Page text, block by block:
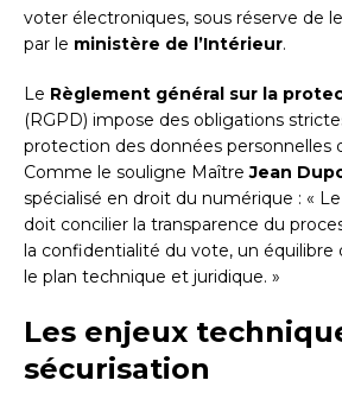
voter électroniques, sous réserve de
par le ministère de l’Intérieur.
Le Règlement général sur la
(RGPD) impose des obligations
protection des données personnelles
Comme le souligne MaîtreJean
spécialisé en droit du numérique : «
doit concilier la transparence du
la confidentialité du vote, un équilibre
le plan technique et juridique. »
Les enjeux
sécurisation